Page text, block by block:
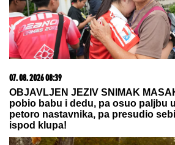
KAKAV POTEZ
Vicešampion sveta
Infantina